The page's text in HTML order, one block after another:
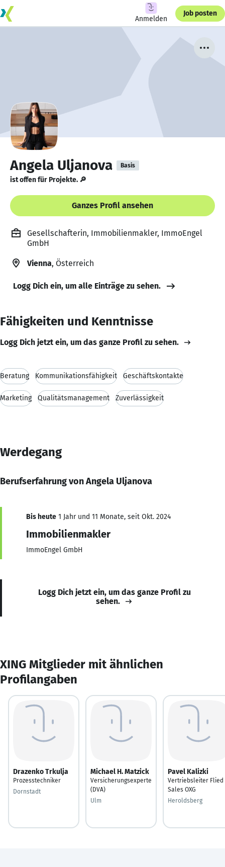
Anmelden
Job posten
Angela Uljanova Basis
ist offen für Projekte. 🔎
Ganzes Profil ansehen
Gesellschafterin, Immobilienmakler, ImmoEngel
GmbH
Vienna, Österreich
Logg Dich ein, um alle Einträge zu sehen.
Fähigkeiten und Kenntnisse
Logg Dich jetzt ein, um das ganze Profil zu sehen.
Beratung Kommunikationsfähigkeit Geschäftskontakte
Marketing Qualitätsmanagement Zuverlässigkeit
Werdegang
Berufserfahrung von Angela Uljanova
Bis heute 1 Jahr und 11 Monate, seit Okt. 2024
Immobilienmakler
ImmoEngel GmbH
Logg Dich jetzt ein, um das ganze Profil zu
sehen.
XING Mitglieder mit ähnlichen
Profilangaben
Drazenko Trkulja
Prozesstechniker
Dornstadt
Michael H. Matzick
Versicherungsexperte
(DVA)
Ulm
Pavel Kalizki
Vertriebsleiter Flied
Sales OXG
Heroldsberg